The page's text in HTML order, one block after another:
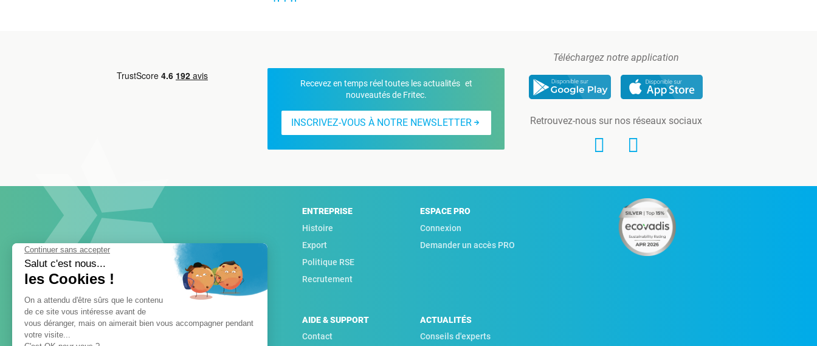
Recevez en temps réel toutes les actualités et
nouveautés de Fritec.
INSCRIVEZ-VOUS À NOTRE NEWSLETTER
Téléchargez notre application
Retrouvez-nous sur nos réseaux sociaux
ENTREPRISE
Histoire
Export
Politique RSE
Recrutement
ESPACE PRO
Connexion
Demander un accès PRO
AIDE & SUPPORT
Contact
ACTUALITÉS
Conseils d'experts